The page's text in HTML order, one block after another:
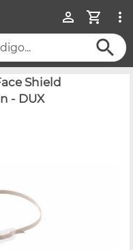
Shield
- DUX